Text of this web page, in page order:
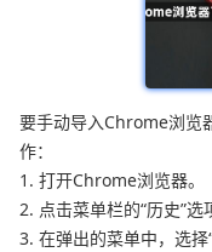
要手动导入Chrome浏览
作：
1. 打开Chrome浏览器。
2. 点击菜单栏的“历史”选
3. 在弹出的菜单中，选择“